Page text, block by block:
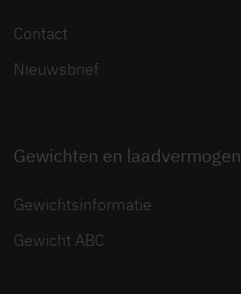
Contact
Nieuwsbrief
Gewichten en laadvermogen
Gewichtsinformatie
Gewicht ABC